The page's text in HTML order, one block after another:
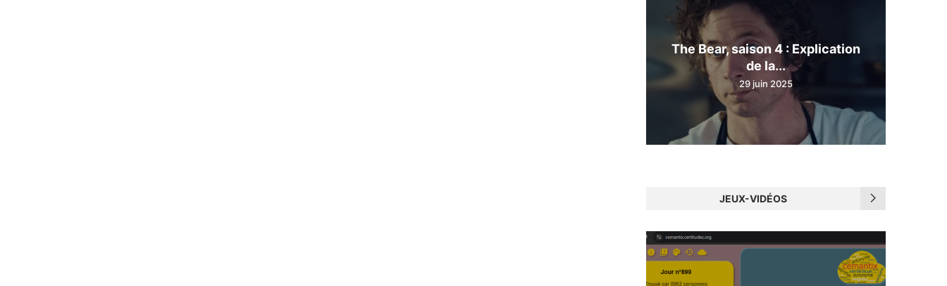
The Bear, saison 4 : Explication
de la...
29 juin 2025
JEUX-VIDÉOS